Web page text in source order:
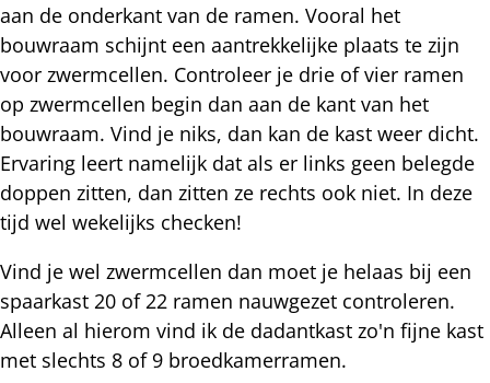
aan de onderkant van de ramen. Vooral het
bouwraam schijnt een aantrekkelijke plaats te zijn
voor zwermcellen. Controleer je drie of vier ramen
op zwermcellen begin dan aan de kant van het
bouwraam. Vind je niks, dan kan de kast weer dicht.
Ervaring leert namelijk dat als er links geen belegde
doppen zitten, dan zitten ze rechts ook niet. In deze
tijd wel wekelijks checken!
Vind je wel zwermcellen dan moet je helaas bij een
spaarkast 20 of 22 ramen nauwgezet controleren.
Alleen al hierom vind ik de dadantkast zo'n fijne kast
met slechts 8 of 9 broedkamerramen.